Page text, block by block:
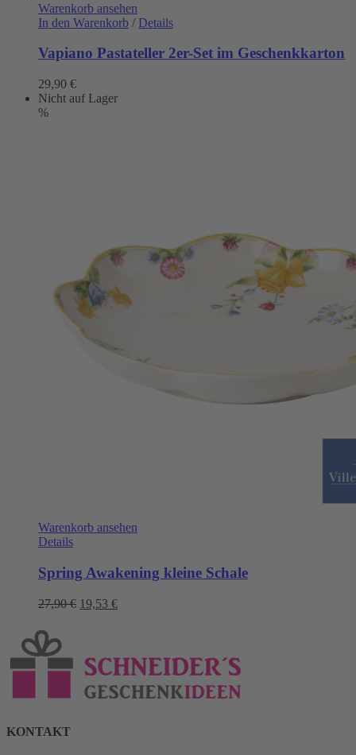
Warenkorb ansehen
In den Warenkorb / Details
Vapiano Pastateller 2er-Set im Geschenkkarton
29,90 €
Nicht auf Lager
%
Warenkorb ansehen
Details
Spring Awakening kleine Schale
27,90€ Ursprünglicher
19,53 €Aktueller
KONTAKT